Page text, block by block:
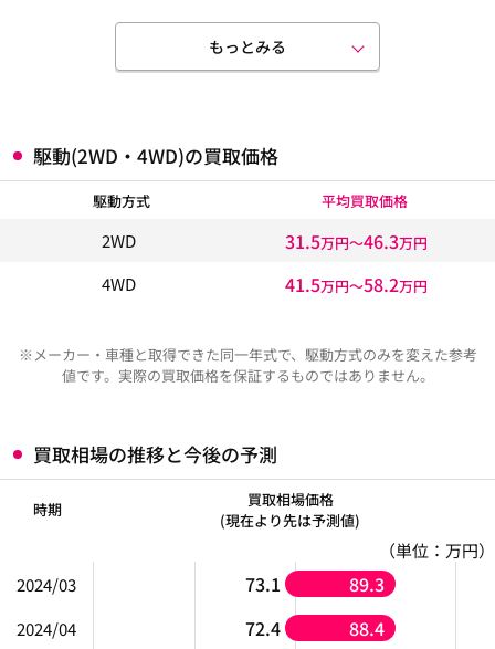
もっとみる
駆動(2WD・4WD)の買取価格
駆動方式 平均買取価格
2WD 31.5万円〜46.3万円
4WD 41.5万円〜58.2万円
※メーカー・車種と取得できた同一年式で、駆動方式のみを変えた参考
値です。実際の買取価格を保証するものではありません。
買取相場の推移と今後の予測
時期
買取相場価格
(現在より先は予測値)
（単位：万円）
2024/03
73.1 89.3
2024/04 72.4 88.4